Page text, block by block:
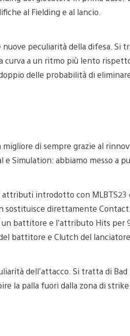
al Fielding e al lancio.
peculiarità della difesa. Si
curva a un ritmo più lento
delle probabilità di
di sempre grazie al
e Simulation: abbiamo messo a
introdotto con
sostituisce direttamente
battitore e l’attributo Hits per
battitore e Clutch del lanciatore
dell’attacco. Si tratta di
la palla fuori dalla zona di